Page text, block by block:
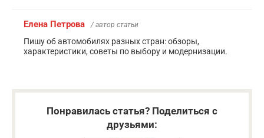
Елена Петрова / автор статьи
Пишу об автомобилях разных стран: обзоры,
характеристики, советы по выбору и модернизации.
Понравилась статья? Поделиться с
друзьями: